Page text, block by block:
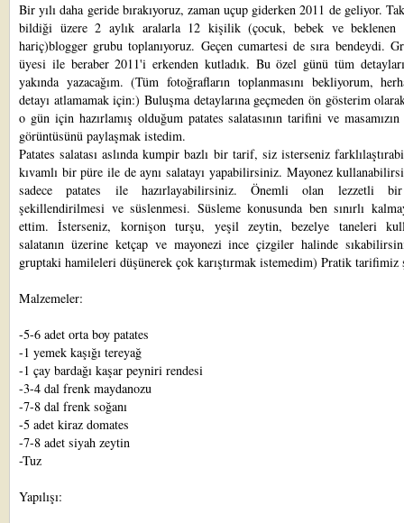
Bir yılı daha geride bırakıyoruz, zaman uçup giderken 2011 de geliyor.
bildiği üzere 2 aylık aralarla 12 kişilik (çocuk, bebek ve beklenen
hariç)blogger grubu toplanıyoruz. Geçen cumartesi de sıra bendeydi.
üyesi ile beraber 2011'i erkenden kutladık. Bu özel günü tüm
yakında yazacağım. (Tüm fotoğrafların toplanmasını bekliyorum,
detayı atlamamak için:) Buluşma detaylarına geçmeden ön gösterim
o gün için hazırlamış olduğum patates salatasının tarifini ve
görüntüsünü paylaşmak istedim.
Patates salatası aslında kumpir bazlı bir tarif, siz isterseniz
kıvamlı bir püre ile de aynı salatayı yapabilirsiniz. Mayonez
sadece patates ile hazırlayabilirsiniz. Önemli olan lezzetli bir
şekillendirilmesi ve süslenmesi. Süsleme konusunda ben sınırlı
ettim. İsterseniz, kornişon turşu, yeşil zeytin, bezelye taneleri
salatanın üzerine ketçap ve mayonezi ince çizgiler halinde
gruptaki hamileleri düşünerek çok karıştırmak istemedim) Pratik tarifimiz
Malzemeler:
-5-6 adet orta boy patates
-1 yemek kaşığı tereyağ
-1 çay bardağı kaşar peyniri rendesi
-3-4 dal frenk maydanozu
-7-8 dal frenk soğanı
-5 adet kiraz domates
-7-8 adet siyah zeytin
-Tuz
Yapılışı: